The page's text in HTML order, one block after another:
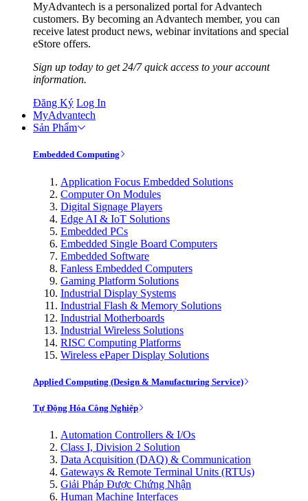
MyAdvantech is a personalized portal for Advantech
customers. By becoming an Advantech member, you can
receive latest product news, webinar invitations and special
eStore offers.
Sign up today to get 24/7 quick access to your account
information.
Đăng Ký Log In
MyAdvantech
Sản Phẩm
Embedded Computing
Application Focus Embedded Solutions
Computer On Modules
Digital Signage Players
Edge AI & IoT Solutions
Embedded PCs
Embedded Single Board Computers
Embedded Software
Fanless Embedded Computers
Gaming Platform Solutions
Industrial Display Systems
Industrial Flash & Memory Solutions
Industrial Motherboards
Industrial Wireless Solutions
RISC Computing Platforms
Wireless ePaper Display Solutions
Applied Computing (Design & Manufacturing Service)
Tự Động Hóa Công Nghiệp
Automation Controllers & I/Os
Class I, Division 2 Solution
Data Acquisition (DAQ) & Communication
Gateways & Remote Terminal Units (RTUs)
Giải Pháp Được Chứng Nhận
Human Machine Interfaces